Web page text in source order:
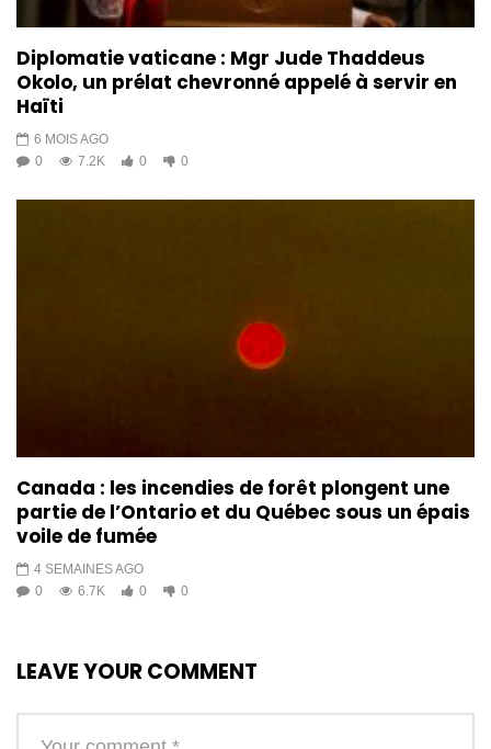
Diplomatie vaticane : Mgr Jude Thaddeus
Okolo, un prélat chevronné appelé à servir en
Haïti
6 MOIS AGO
0
7.2K 0 0
Canada : les incendies de forêt plongent une
partie de l’Ontario et du Québec sous un épais
voile de fumée
4 SEMAINES AGO
0
6.7K 0 0
LEAVE YOUR COMMENT